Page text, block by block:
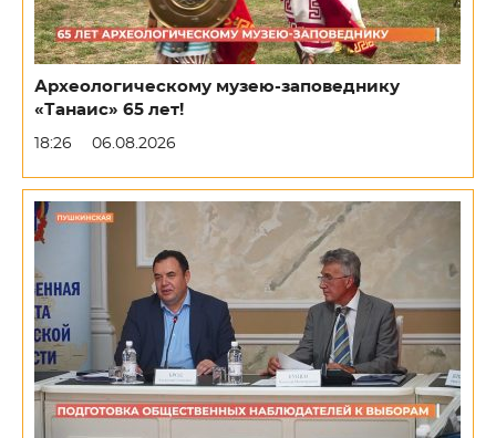
Археологическому музею-заповеднику
«Танаис» 65 лет!
18:26 06.08.2026